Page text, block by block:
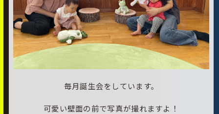
毎月誕生会をしています。
可愛い壁面の前で写真が撮れますよ！